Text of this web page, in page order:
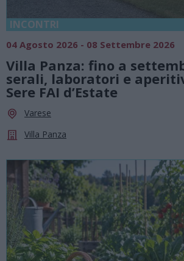
INCONTRI
04 Agosto 2026 - 08 Settembre 2026
Villa Panza: fino a
serali, laboratori e
Sere FAI d’Estate
Varese
Villa Panza